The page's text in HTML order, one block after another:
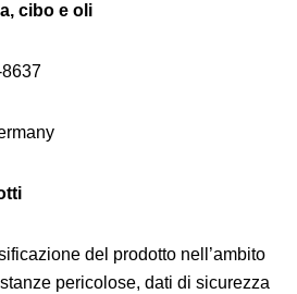
cibo e oli
del prodotto nell’ambito
pericolose, dati di sicurezza